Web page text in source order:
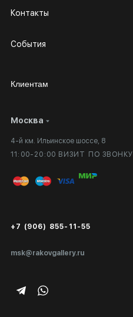
Москва
4-й км. Ильинское шоссе, 8
11:00-20:00 ВИЗИТ ПО ЗВОНКУ
msk@rakovgallery.ru
+7 (906) 855-11-55
Контакты
События
Клиентам
Личный кабинет
Вопросы и ответы
Публичная оферта
Экспертиза/Вывоз за границу
Подарочные сертификаты
Сотрудничество
Выставка в галерее